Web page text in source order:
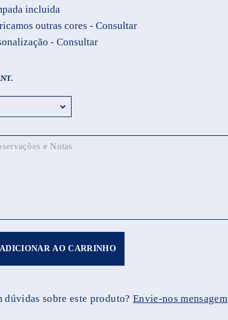
incluida
outras cores - Consultar
- Consultar
ADICIONAR AO CARRINHO
dúvidas sobre este produto? Envie-nos mensagem